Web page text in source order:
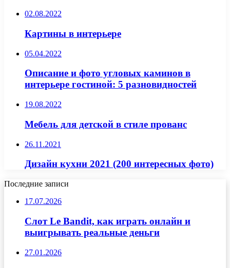
02.08.2022
Картины в интерьере
05.04.2022
Описание и фото угловых каминов в
интерьере гостиной: 5 разновидностей
19.08.2022
Мебель для детской в стиле прованс
26.11.2021
Дизайн кухни 2021 (200 интересных фото)
Последние записи
17.07.2026
Слот Le Bandit, как играть онлайн и
выигрывать реальные деньги
27.01.2026